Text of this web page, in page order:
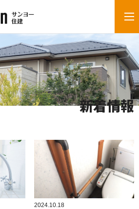
新着情報
2024.10.18